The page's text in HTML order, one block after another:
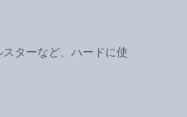
ターなど、ハードに使